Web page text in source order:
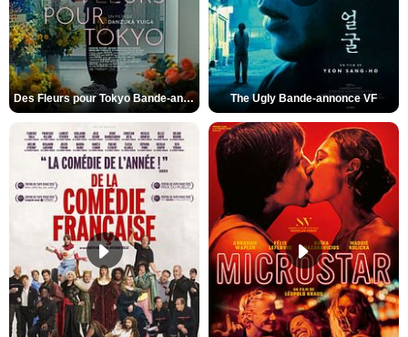
Des Fleurs pour Tokyo Bande-annonce VO STFR The Ugly Bande-annonce VF